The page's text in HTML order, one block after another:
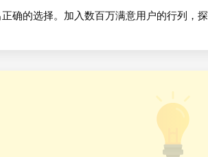
确的选择。加入数百万满意用户的行列，探